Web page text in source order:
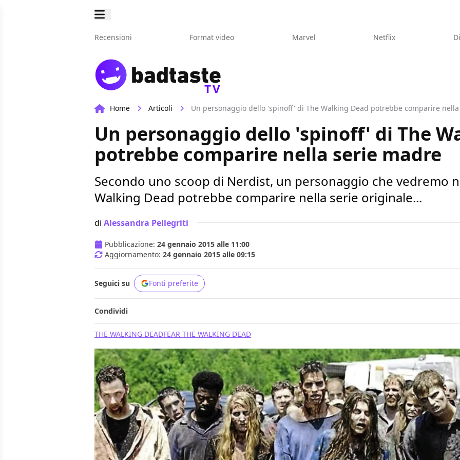
Recensioni Format video Marvel Netflix
TV
Home Articoli Un personaggio dello 'spinoff' di The Walking Dead potrebbe comparire
Un personaggio dello 'spinoff' di The
potrebbe comparire nella serie madre
Secondo uno scoop di Nerdist, un personaggio che vedremo
Walking Dead potrebbe comparire nella serie originale...
di Alessandra Pellegriti
Pubblicazione: 24 gennaio 2015 alle 11:00
Aggiornamento: 24 gennaio 2015 alle 09:15
Seguici su Fonti preferite
Condividi
THE WALKING DEADFEAR THE WALKING DEAD